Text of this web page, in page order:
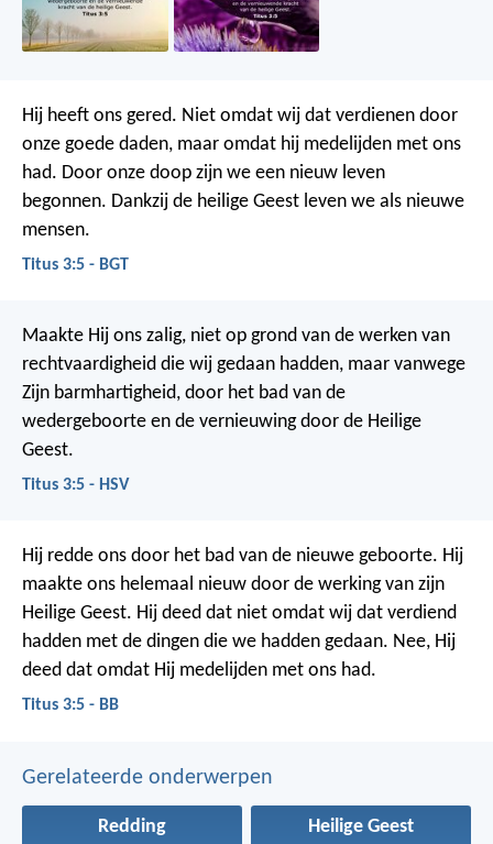
Hij heeft ons gered. Niet omdat wij dat verdienen door
onze goede daden, maar omdat hij medelijden met ons
had. Door onze doop zijn we een nieuw leven
begonnen. Dankzij de heilige Geest leven we als nieuwe
mensen.
Titus 3:5 - BGT
Maakte Hij ons zalig, niet op grond van de werken van
rechtvaardigheid die wij gedaan hadden, maar vanwege
Zijn barmhartigheid, door het bad van de
wedergeboorte en de vernieuwing door de Heilige
Geest.
Titus 3:5 - HSV
Hij redde ons door het bad van de nieuwe geboorte. Hij
maakte ons helemaal nieuw door de werking van zijn
Heilige Geest. Hij deed dat niet omdat wij dat verdiend
hadden met de dingen die we hadden gedaan. Nee, Hij
deed dat omdat Hij medelijden met ons had.
Titus 3:5 - BB
Gerelateerde onderwerpen
Redding Heilige Geest